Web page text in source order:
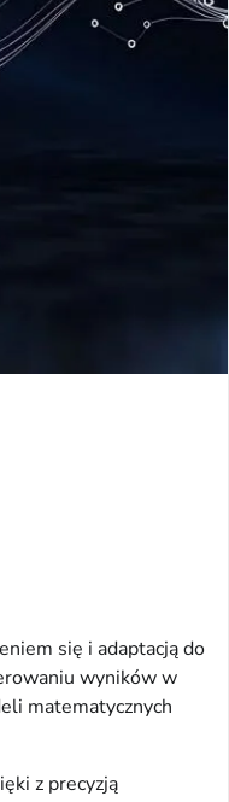
się i adaptacją do
wyników w
matematycznych
z precyzją